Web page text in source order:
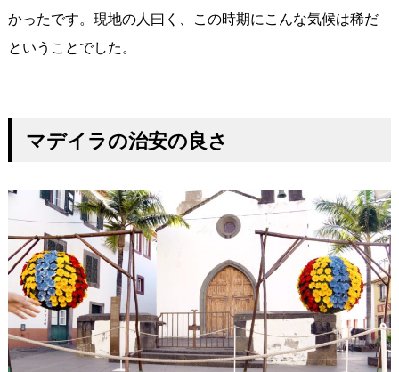
かったです。現地の人曰く、この時期にこんな気候は稀だ
ということでした。
マデイラの治安の良さ